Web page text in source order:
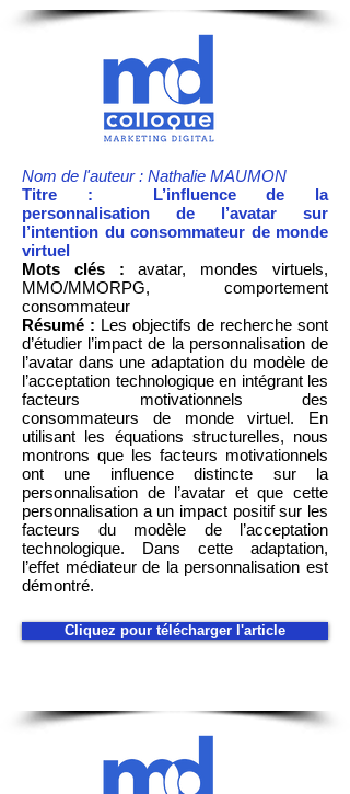
Nom de l'auteur : Nathalie MAUMON
Titre : L’influence de la
personnalisation de l’avatar sur
l’intention du consommateur de monde
virtuel
Mots clés : avatar, mondes virtuels,
MMO/MMORPG, comportement
consommateur
Résumé : Les objectifs de recherche sont
d’étudier l’impact de la personnalisation de
l’avatar dans une adaptation du modèle de
l’acceptation technologique en intégrant les
facteurs motivationnels des
consommateurs de monde virtuel. En
utilisant les équations structurelles, nous
montrons que les facteurs motivationnels
ont une influence distincte sur la
personnalisation de l’avatar et que cette
personnalisation a un impact positif sur les
facteurs du modèle de l’acceptation
technologique. Dans cette adaptation,
l’effet médiateur de la personnalisation est
démontré.
Cliquez pour télécharger l'article